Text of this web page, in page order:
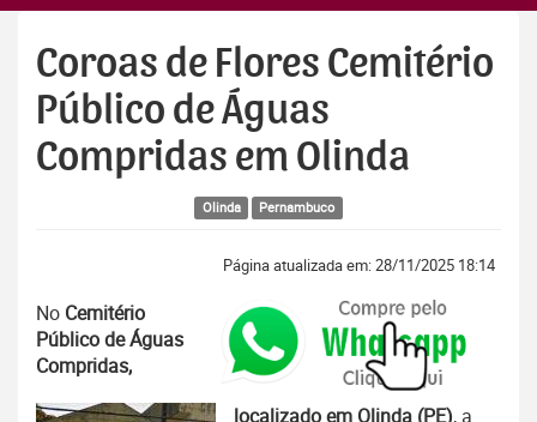
Coroas de Flores Cemitério
Público de Águas
Compridas em Olinda
Olinda Pernambuco
Página atualizada em: 28/11/2025 18:14
No Cemitério
Público de Águas
Compridas,
localizado em Olinda (PE), a